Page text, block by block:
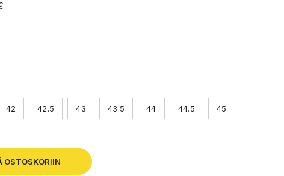
42 42.5 43 43.5 44 44.5 45
OSTOSKORIIN